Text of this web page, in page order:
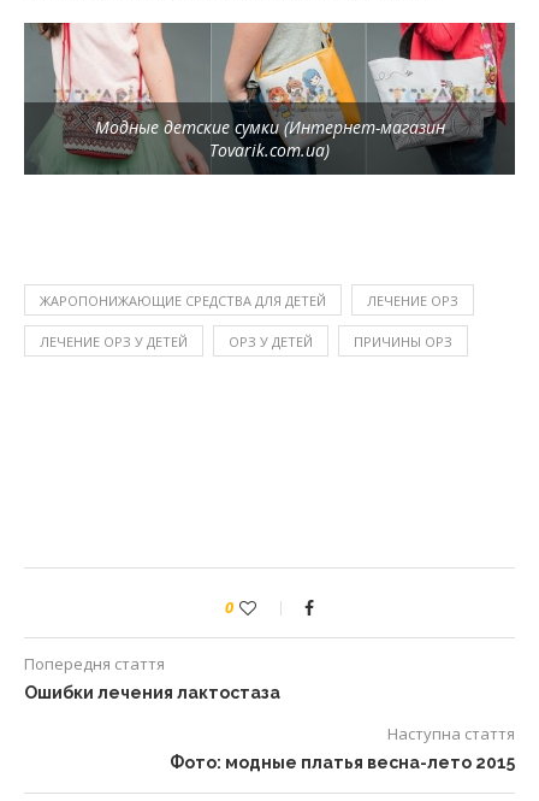
Модные детские сумки (Интернет-магазин
Tovarik.com.ua)
ЖАРОПОНИЖАЮЩИЕ СРЕДСТВА ДЛЯ ДЕТЕЙ ЛЕЧЕНИЕ ОРЗ
ЛЕЧЕНИЕ ОРЗ У ДЕТЕЙ ОРЗ У ДЕТЕЙ ПРИЧИНЫ ОРЗ
0
Попередня стаття
Ошибки лечения лактостаза
Наступна стаття
Фото: модные платья весна-лето 2015